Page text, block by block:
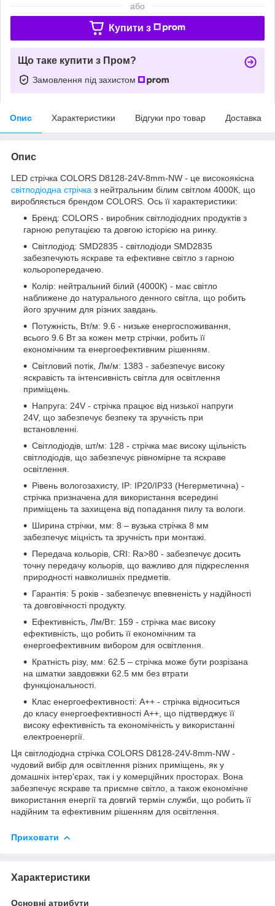
або
Купити з
Що таке купити з Пром?
Замовлення під захистом
Опис Характеристики Відгуки про товар Доставка
Опис
LED стрічка COLORS D8128-24V-8mm-NW - це високоякісна
світлодіодна стрічка з нейтральним білим світлом 4000К, що
виробляється брендом COLORS. Ось її характеристики:
Бренд: COLORS - виробник світлодіодних продуктів з
гарною репутацією та довгою історією на ринку.
Світлодіод: SMD2835 - світлодіоди SMD2835
забезпечують яскраве та ефективне світло з гарною
кольоропередачею.
Колір: нейтральний білий (4000К) - має світло
наближене до натурального денного світла, що робить
його зручним для різних завдань.
Потужність, Вт/м: 9.6 - низьке енергоспоживання,
всього 9.6 Вт за кожен метр стрічки, робить її
економічним та енергоефективним рішенням.
Світловий потік, Лм/м: 1383 - забезпечує високу
яскравість та інтенсивність світла для освітлення
приміщень.
Напруга: 24V - стрічка працює від низької напруги
24V, що забезпечує безпеку та зручність при
встановленні.
Світлодіодів, шт/м: 128 - стрічка має високу щільність
світлодіодів, що забезпечує рівномірне та яскраве
освітлення.
Рівень вологозахисту, IP: IP20/IP33 (Негерметична) -
стрічка призначена для використання всередині
приміщень та захищена від попадання пилу та вологи.
Ширина стрічки, мм: 8 – вузька стрічка 8 мм
забезпечує міцність та зручність при монтажі.
Передача кольорів, CRI: Ra>80 - забезпечує досить
точну передачу кольорів, що важливо для підкреслення
природності навколишніх предметів.
Гарантія: 5 років - забезпечує впевненість у надійності
та довговічності продукту.
Ефективність, Лм/Вт: 159 - стрічка має високу
ефективність, що робить її економічним та
енергоефективним вибором для освітлення.
Кратність різу, мм: 62.5 – стрічка може бути розрізана
на шматки завдовжки 62.5 мм без втрати
функціональності.
Клас енергоефективності: A++ - стрічка відноситься
до класу енергоефективності A++, що підтверджує її
високу ефективність та економічність у використанні
електроенергії.
Ця світлодіодна стрічка COLORS D8128-24V-8mm-NW -
чудовий вибір для освітлення різних приміщень, як у
домашніх інтер'єрах, так і у комерційних просторах. Вона
забезпечує яскраве та приємне світло, а також економічне
використання енергії та довгий термін служби, що робить її
надійним та ефективним рішенням для освітлення.
Приховати
Характеристики
Основні атрибути